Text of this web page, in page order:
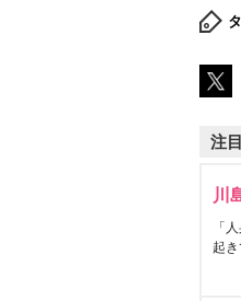
注
川
「
起